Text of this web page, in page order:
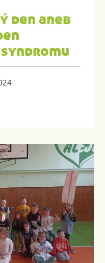
den aneb